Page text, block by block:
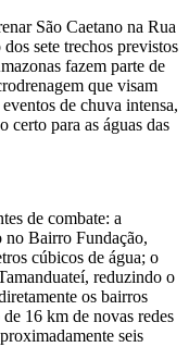
São Caetano na Rua
sete trechos previstos
fazem parte de
que visam
de chuva intensa,
certo para as águas das
de combate: a
no Bairro Fundação,
cúbicos de água; o
reduzindo o
os bairros
16 km de novas redes
seis